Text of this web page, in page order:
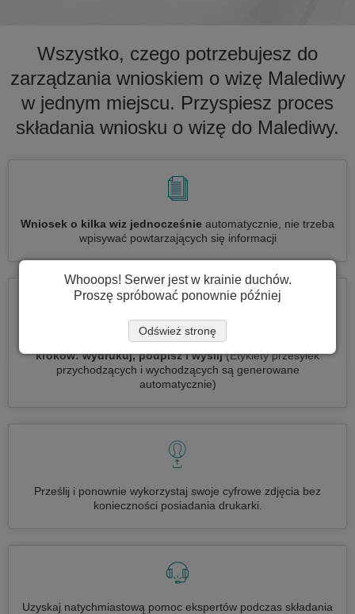
Wszystko, czego potrzebujesz do
zarządzania wnioskiem o wizę Malediwy
w jednym miejscu. Przyspiesz proces
składania wniosku o wizę do Malediwy.
Wniosek o kilka wiz jednocześnie automatycznie, nie trzeba
wpisywać powtarzających się informacji
Zredukuj swoje podanie o wizę Malediwy do
kroków: wydrukuj, podpisz i wyślij (Etykiety przesyłek
przychodzących i wychodzących są generowane
automatycznie)
Prześlij i ponownie wykorzystaj swoje cyfrowe zdjęcia bez
konieczności posiadania drukarki.
Uzyskaj natychmiastową pomoc ekspertów podczas składania
Whooops! Serwer jest w krainie duchów.
Proszę spróbować ponownie później
Odśwież stronę